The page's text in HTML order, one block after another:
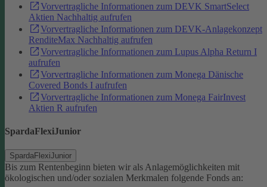
Vorvertragliche Informationen zum DEVK SmartSelect
Aktien Nachhaltig aufrufen
Vorvertragliche Informationen zum DEVK-Anlagekonzept
RenditeMax Nachhaltig aufrufen
Vorvertragliche Informationen zum Lupus Alpha Return I
aufrufen
Vorvertragliche Informationen zum Monega Dänische
Covered Bonds I aufrufen
Vorvertragliche Informationen zum Monega FairInvest
Aktien R aufrufen
SpardaFlexiJunior
SpardaFlexiJunior
Bis zum Rentenbeginn bieten wir als Anlagemöglichkeiten mit
ökologischen und/oder sozialen Merkmalen folgende Fonds an: